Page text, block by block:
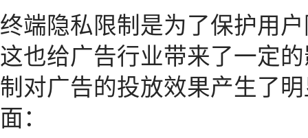
终端隐私限制是为了保护用
这也给广告行业带来了一定
制对广告的投放效果产生了
面：